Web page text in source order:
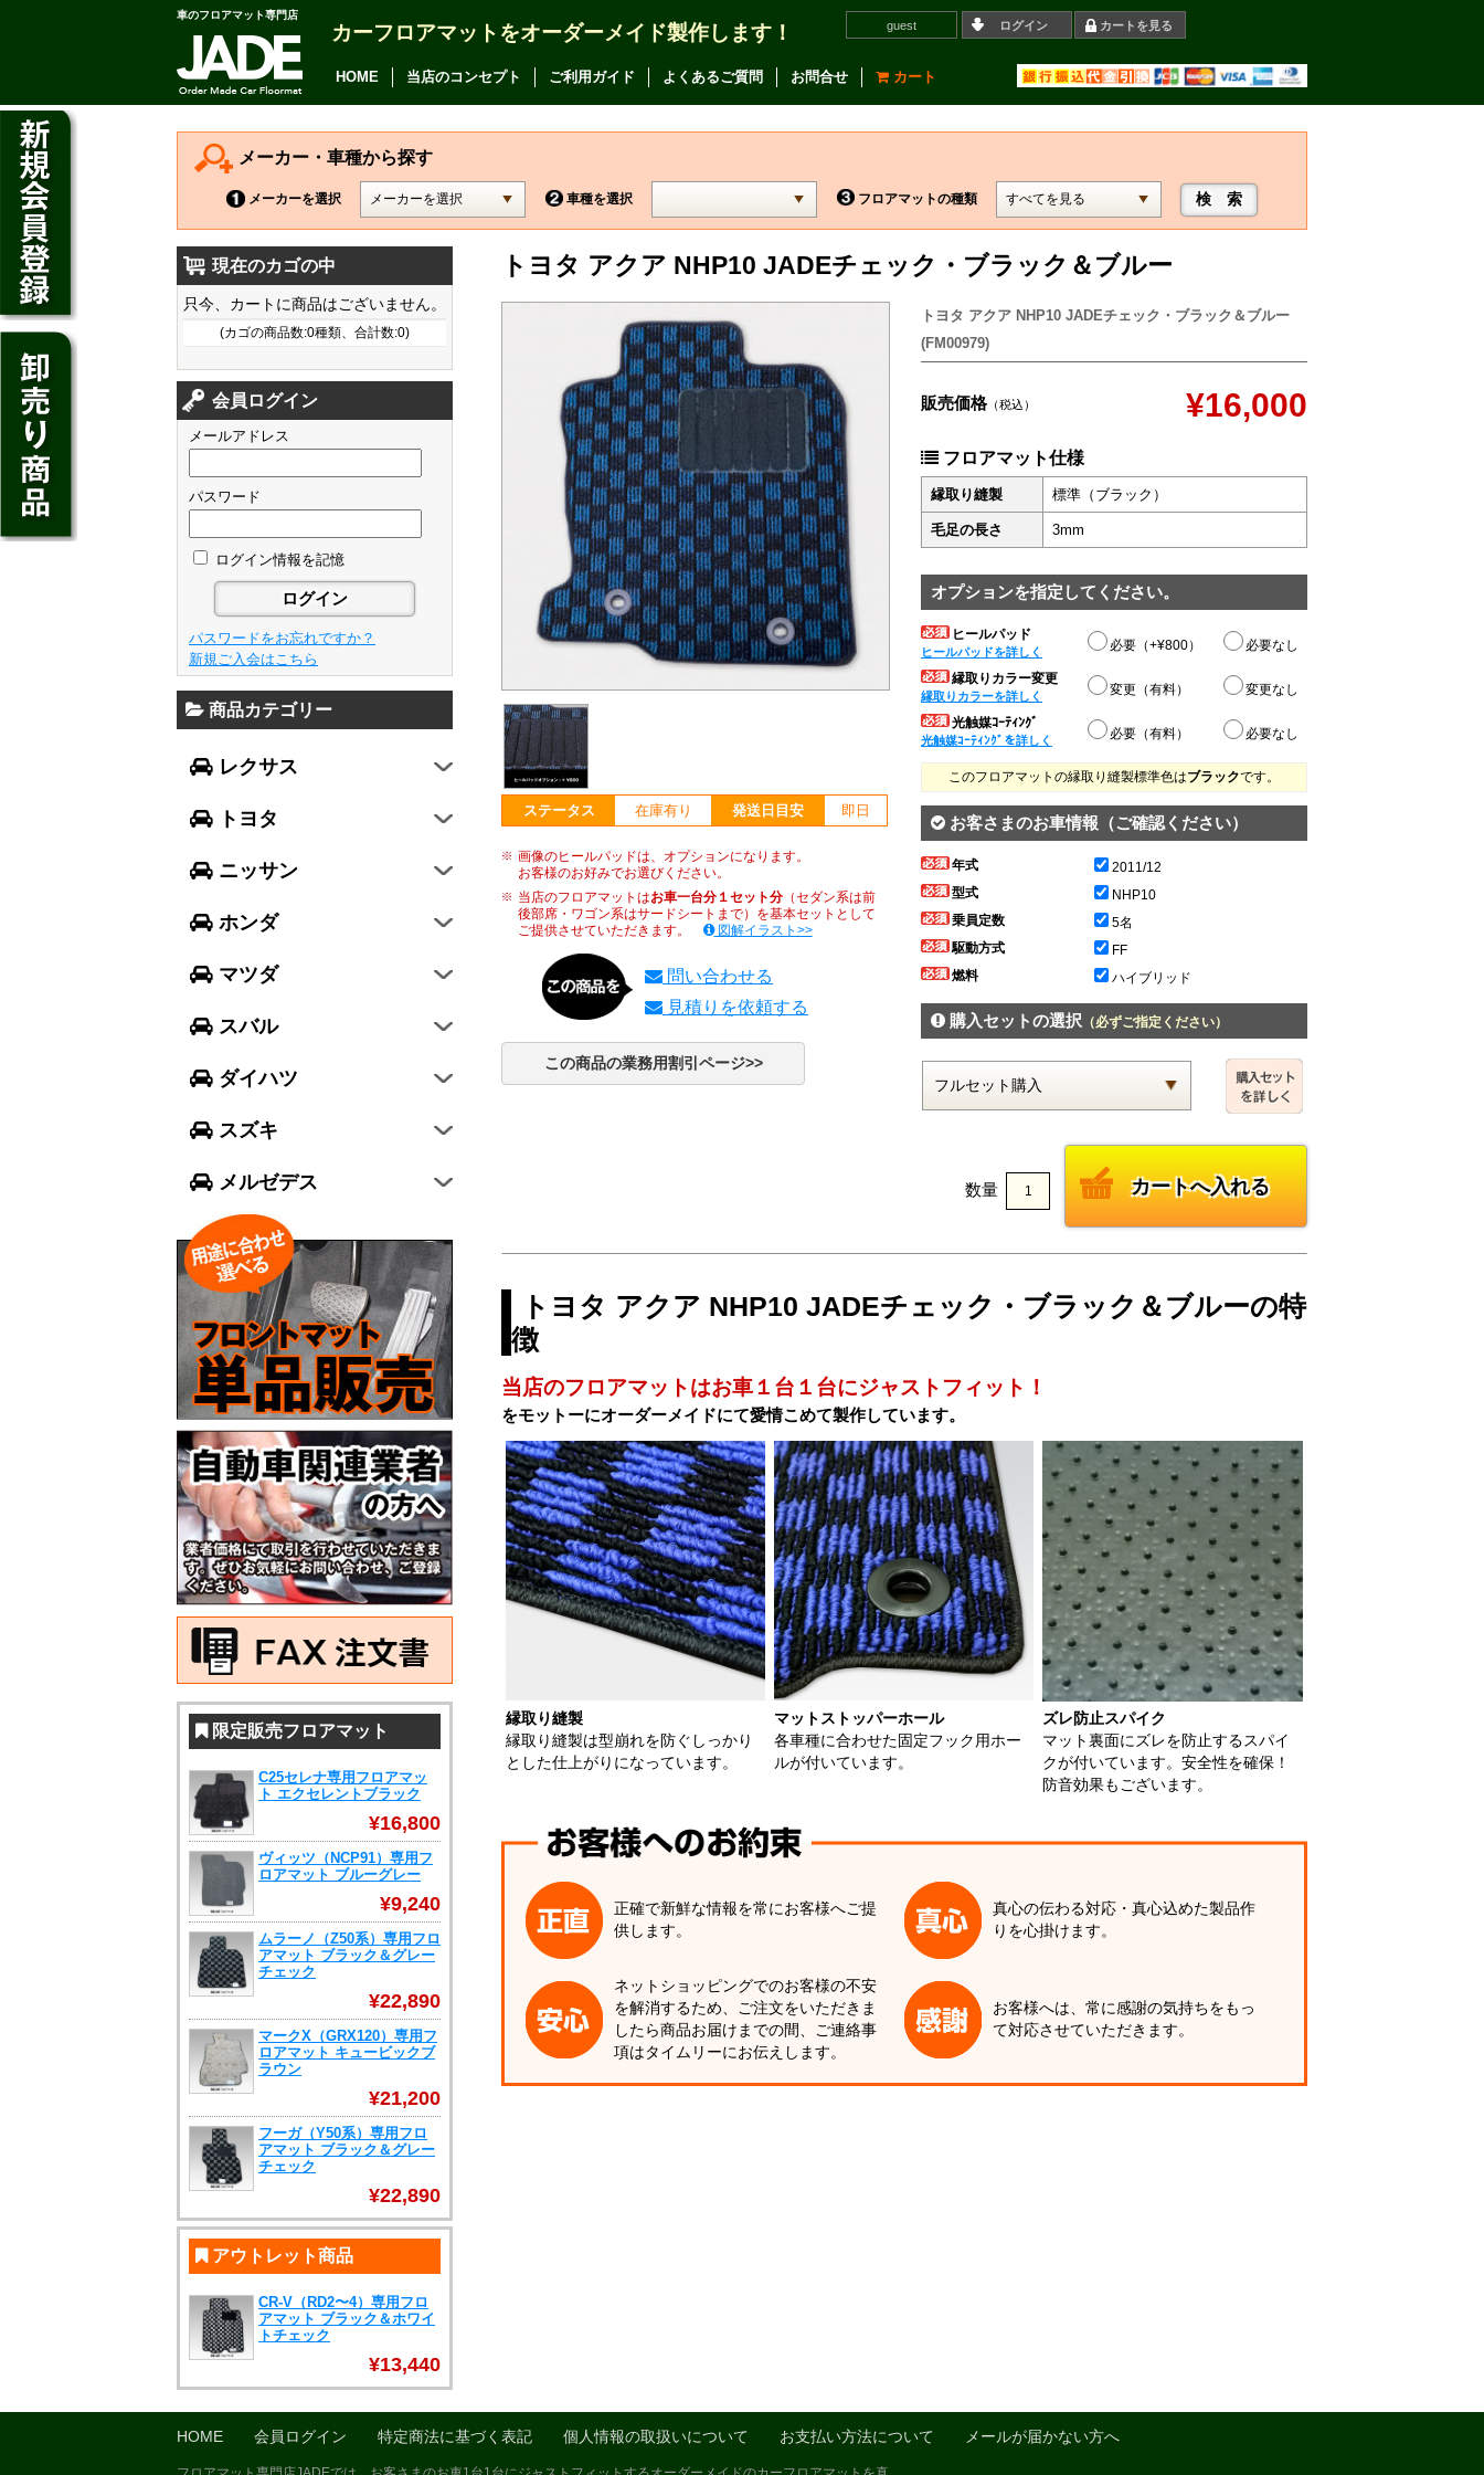
車のフロアマット専門店
カーフロアマットをオーダーメイド製作します！ guest ログイン カートを見る
HOME 当店のコンセプト ご利用ガイド よくあるご質問 お問合せ カート
メーカー・車種から探す
メーカーを選択 車種を選択 フロアマットの種類
トヨタ アクア NHP10 JADEチェック・ブラック＆ブルー
ステータス 在庫有り 発送日目安 即日
画像のヒールパッドは、オプションになります。
お客様のお好みでお選びください。
当店のフロアマットはお車一台分１セット分（セダン系は前
後部席・ワゴン系はサードシートまで）を基本セットとして
ご提供させていただきます。
図解イラスト>>
問い合わせる
見積りを依頼する
この商品の業務用割引ページ>>
トヨタ アクア NHP10 JADEチェック・ブラック＆ブルー
(FM00979)
販売価格（税込） ¥16,000
フロアマット仕様
縁取り縫製 標準（ブラック）
毛足の長さ 3mm
オプションを指定してください。
ヒールパッド
ヒールパッドを詳しく 必要（+¥800） 必要なし
縁取りカラー変更
縁取りカラーを詳しく 変更（有料） 変更なし
光触媒ｺｰﾃｨﾝｸﾞ
光触媒ｺｰﾃｨﾝｸﾞを詳しく 必要（有料） 必要なし
このフロアマットの縁取り縫製標準色はブラックです。
お客さまのお車情報（ご確認ください）
年式
2011/12
型式
NHP10
乗員定数
5名
駆動方式
FF
燃料
ハイブリッド
購入セットの選択（必ずご指定ください）
数量
トヨタ アクア NHP10 JADEチェック・ブラック＆ブルーの特
徴
当店のフロアマットはお車１台１台にジャストフィット！
をモットーにオーダーメイドにて愛情こめて製作しています。
縁取り縫製
縁取り縫製は型崩れを防ぐしっかり
とした仕上がりになっています。
マットストッパーホール
各車種に合わせた固定フック用ホー
ルが付いています。
ズレ防止スパイク
マット裏面にズレを防止するスパイ
クが付いています。安全性を確保！
防音効果もございます。
正確で新鮮な情報を常にお客様へご提
供します。
真心の伝わる対応・真心込めた製品作
りを心掛けます。
ネットショッピングでのお客様の不安
を解消するため、ご注文をいただきま
したら商品お届けまでの間、ご連絡事
項はタイムリーにお伝えします。
お客様へは、常に感謝の気持ちをもっ
て対応させていただきます。
現在のカゴの中
只今、カートに商品はございません。
(カゴの商品数:0種類、合計数:0)
会員ログイン
メールアドレス
パスワード
ログイン情報を記憶
パスワードをお忘れですか？
新規ご入会はこちら
商品カテゴリー
レクサス
CT200h
HS250h
GS
GS F
NX
RX
LX570
RC
LC
トヨタ
アルファード
ヴェルファイア
カムリ
カローラ アクシオ
プレミオ
プリウス
SAI
クラウン アスリート
クラウン マジェスタ
クラウン ロイヤル
アベンシス
カローラ フィールダー
プリウスα
FJクルーザー
CH-R
ハリアー
86
ニッサン
デイズ
デイズ ルークス
ジューク
ノート
キューブ
セレナ
エルグランド
エクストレイル
ティアナ
スカイライン
GT-R
ホンダ
フィット
シャトル
ジェイド
フリード
N-ONE
N-BOX
N-BOX SLASH
N-BOX+
N-WGN
グレイス
ヴェゼル
マツダ
フレア
フレアワゴン
フレアクロスオーバー
キャロル
デミオ
アクセラ スポーツ
アテンザ ワゴン
CX-3
ビアンテ
スバル
レガシィ B4
レガシィ アウトバック
WRX S4
インプレッサ スポーツ
インプレッサ G4
エクシーガ クロスオーバー7
ダイハツ
ミラ イース
ミラ
ミラ ココア
ムーヴ キャンバス
タント
トール
スズキ
スペーシア
ハスラー
エヴリィワゴン
スイフト
ジムニー シエラ
メルゼデス
Aクラス
GLCクラス
限定販売フロアマット
C25セレナ専用フロアマッ
ト エクセレントブラック
¥16,800
ヴィッツ（NCP91）専用フ
ロアマット ブルーグレー
¥9,240
ムラーノ（Z50系）専用フロ
アマット ブラック＆グレー
チェック
¥22,890
マークX（GRX120）専用フ
ロアマット キュービックブ
ラウン
¥21,200
フーガ（Y50系）専用フロ
アマット ブラック＆グレー
チェック
¥22,890
アウトレット商品
CR-V（RD2〜4）専用フロ
アマット ブラック＆ホワイ
トチェック
¥13,440
HOME 会員ログイン 特定商法に基づく表記 個人情報の取扱いについて お支払い方法について メールが届かない方へ